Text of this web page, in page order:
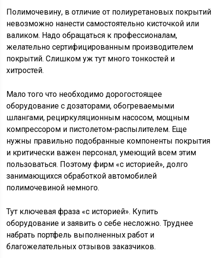
Полимочевину, в отличие от полиуретановых покрытий
невозможно нанести самостоятельно кисточкой или
валиком. Надо обращаться к профессионалам,
желательно сертифицированным производителем
покрытий. Слишком уж тут много тонкостей и
хитростей.
Мало того что необходимо дорогостоящее
оборудование с дозаторами, обогреваемыми
шлангами, рециркуляционным насосом, мощным
компрессором и пистолетом-распылителем. Еще
нужны правильно подобранные компоненты покрытия
и критически важен персонал, умеющий всем этим
пользоваться. Поэтому фирм «с историей», долго
занимающихся обработкой автомобилей
полимочевиной немного.
Тут ключевая фраза «с историей». Купить
оборудование и заявить о себе несложно. Труднее
набрать портфель выполненных работ и
благожелательных отзывов заказчиков.